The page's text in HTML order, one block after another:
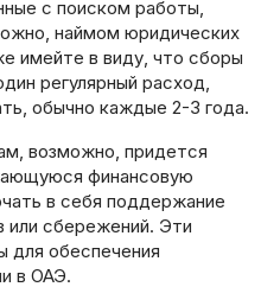
с поиском работы,
наймом юридических
имейте в виду, что сборы
регулярный расход,
обычно каждые 2-3 года.
возможно, придется
финансовую
в себя поддержание
или сбережений. Эти
для обеспечения
в ОАЭ.